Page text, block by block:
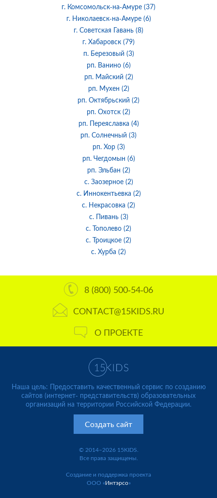
г. Комсомольск-на-Амуре (37)
г. Николаевск-на-Амуре (6)
г. Советская Гавань (8)
г. Хабаровск (79)
п. Березовый (3)
рп. Ванино (6)
рп. Майский (2)
рп. Мухен (2)
рп. Октябрьский (2)
рп. Охотск (2)
рп. Переяславка (4)
рп. Солнечный (3)
рп. Хор (3)
рп. Чегдомын (6)
рп. Эльбан (2)
с. Заозерное (2)
с. Иннокентьевка (2)
с. Некрасовка (2)
с. Пивань (3)
с. Тополево (2)
с. Троицкое (2)
с. Хурба (2)
8 (800) 500-54-06
CONTACT@15KIDS.RU
О ПРОЕКТЕ
Наша цель: Предоставить качественный сервис по созданию
сайтов (интернет- представительств) образовательных
организаций на территории Российской Федерации.
Создать сайт
© 2014–2026 15KIDS.
Все права защищены.
Создание и поддержка проекта
ООО «Интэрсо»